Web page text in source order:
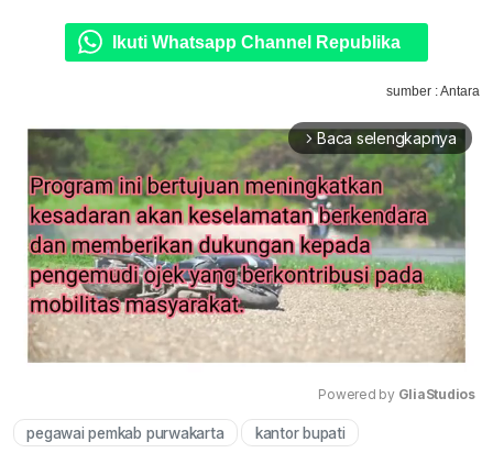
Ikuti Whatsapp Channel Republika
sumber : Antara
arrow_forward_ios Baca selengkapnya
Powered by GliaStudios
pegawai pemkab purwakarta kantor bupati